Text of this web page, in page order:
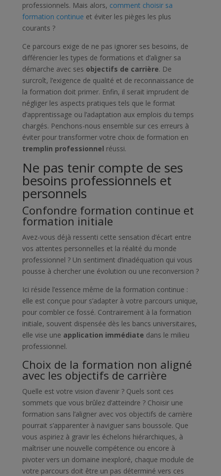
professionnels. Mais alors, comment choisir sa
formation continue et éviter les pièges les plus
courants ?
Ce parcours exige de ne pas ignorer ses besoins, de
différencier les types de formations et d’aligner sa
démarche avec ses objectifs de carrière. De
surcroît, l’exigence de qualité et de reconnaissance de
la formation doit primer. Enfin, il serait imprudent de
négliger les aspects pratiques tels que le format
d’apprentissage ou l’adaptation aux emplois du temps
chargés. Penchons-nous ensemble sur ces erreurs à
éviter pour transformer votre choix de formation en
tremplin professionnel réussi.
Ne pas tenir compte de ses
besoins professionnels et
personnels
Confondre formation continue et
formation initiale
Avez-vous déjà ressenti cette sensation d’écart entre
vos attentes personnelles et la réalité du monde
professionnel ? Un sentiment d’inadéquation qui vous
pousse à chercher une évolution ou une reconversion ?
Ici réside l’essence même de la formation continue :
elle est conçue pour s’adapter à votre parcours unique,
pour combler ce fossé. Contrairement à la formation
initiale, souvent dispensée dès les bancs universitaires,
elle vise une application immédiate dans le milieu
professionnel.
Choix de la formation non aligné
avec les objectifs de carrière
Quelle est votre vision d’avenir ? Quels sont ces
sommets que vous brûlez d’atteindre ? Choisir une
formation sans l’aligner avec vos objectifs de carrière
pourrait s’apparenter à naviguer sans boussole. Que
vous aspiriez à gravir les échelons hiérarchiques, à
maîtriser une nouvelle compétence ou encore à
pivoter vers un domaine inexploré, chaque module de
votre parcours doit être un pas déterminé vers ces